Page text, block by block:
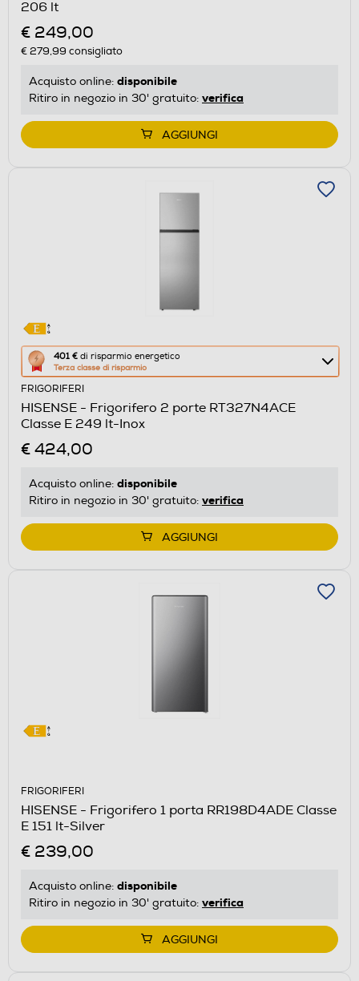
Calcolatore
di
risparmio
energetico
di
206 lt
€ 249,00
€ 279,99 consigliato
Acquisto online: disponibile
Ritiro in negozio in 30' gratuito: verifica
AGGIUNGI
401 € di risparmio energetico
Terza classe di risparmio
Questa
azione
aprirà
il
Calcolatore
di
energetico
Youreko.
FRIGORIFERI
HISENSE - Frigorifero 2 porte RT327N4ACE
Classe E 249 lt-Inox
€ 424,00
Acquisto online: disponibile
Ritiro in negozio in 30' gratuito: verifica
AGGIUNGI
FRIGORIFERI
HISENSE - Frigorifero 1 porta RR198D4ADE Classe
E 151 lt-Silver
€ 239,00
Acquisto online: disponibile
Ritiro in negozio in 30' gratuito: verifica
AGGIUNGI